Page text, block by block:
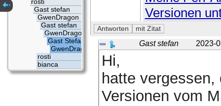
Versionen
Gast stefan 2023-
Hi,
hatte
Versionen vom
rosti
Gast stefan
GwenDragon
Gast stefan
GwenDragon
Gast Stefan
GwenDragon
rosti
bianca